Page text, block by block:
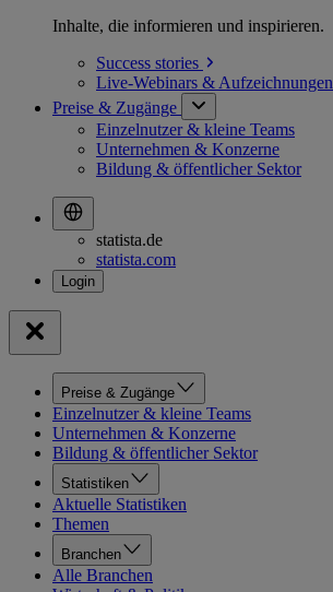
Inhalte, die informieren und inspirieren.
Success stories
Live-Webinars & Aufzeichnungen
Preise & Zugänge
Einzelnutzer & kleine Teams
Unternehmen & Konzerne
Bildung & öffentlicher Sektor
statista.de
statista.com
Preise & Zugänge
Einzelnutzer & kleine Teams
Unternehmen & Konzerne
Bildung & öffentlicher Sektor
Statistiken
Aktuelle Statistiken
Themen
Branchen
Alle Branchen